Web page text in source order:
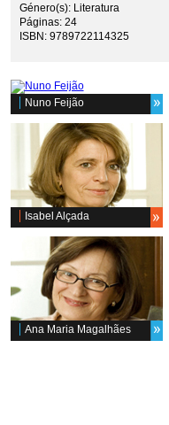
Género(s): Literatura
Páginas: 24
ISBN: 9789722114325
Nuno Feijão
Isabel Alçada
Ana Maria Magalhães